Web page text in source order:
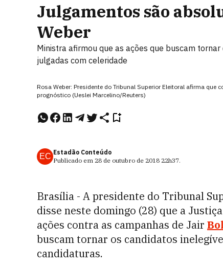
Julgamentos são
Weber
Ministra afirmou que as ações que buscam
julgadas com celeridade
Rosa Weber: Presidente do Tribunal Superior Eleitoral afirma
prognóstico (Ueslei Marcelino/Reuters)
EC Estadão Conteúdo
Publicado em 28 de outubro de 2018 22h37.
Brasília - A presidente do Tribunal
disse neste domingo (28) que a
ações contra as campanhas de Jair
buscam tornar os candidatos
candidaturas.